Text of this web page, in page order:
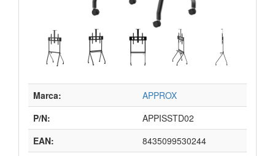
Marca:
APPROX
P/N:
APPISSTD02
EAN:
8435099530244